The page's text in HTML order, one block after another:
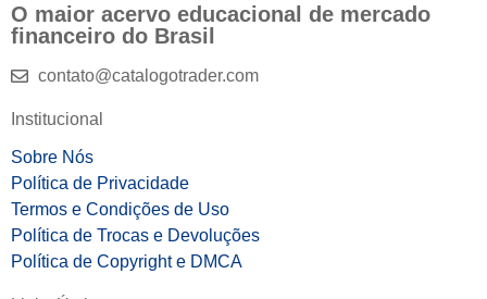
O maior acervo educacional de mercado
financeiro do Brasil
contato@catalogotrader.com
Institucional
Sobre Nós
Política de Privacidade
Termos e Condições de Uso
Política de Trocas e Devoluções
Política de Copyright e DMCA